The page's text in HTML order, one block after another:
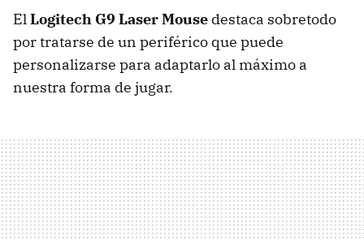
ElLogitech G9 Laser Mouse destaca sobretodo
por tratarse de un periférico que puede
personalizarse para adaptarlo al máximo a
nuestra forma de jugar.